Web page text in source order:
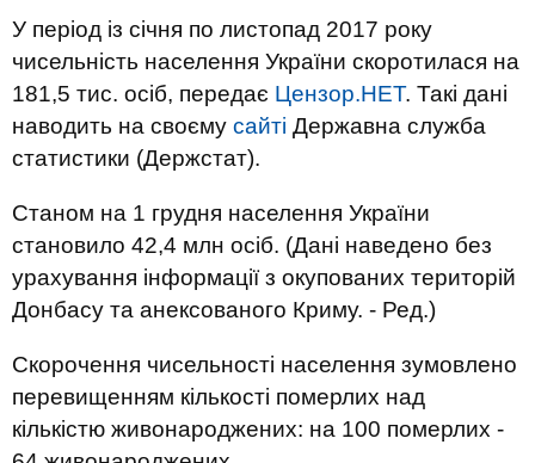
У період із січня по листопад 2017 року
чисельність населення України скоротилася на
181,5 тис. осіб, передає Цензор.НЕТ. Такі дані
наводить на своєму сайті Державна служба
статистики (Держстат).
Станом на 1 грудня населення України
становило 42,4 млн осіб. (Дані наведено без
урахування інформації з окупованих територій
Донбасу та анексованого Криму. - Ред.)
Скорочення чисельності населення зумовлено
перевищенням кількості померлих над
кількістю живонароджених: на 100 померлих -